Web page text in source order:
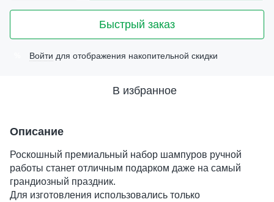
Быстрый заказ
Войти для отображения накопительной скидки
В избранное
Описание
Роскошный премиальный набор шампуров ручной
работы станет отличным подарком даже на самый
грандиозный праздник.
Для изготовления использовались только